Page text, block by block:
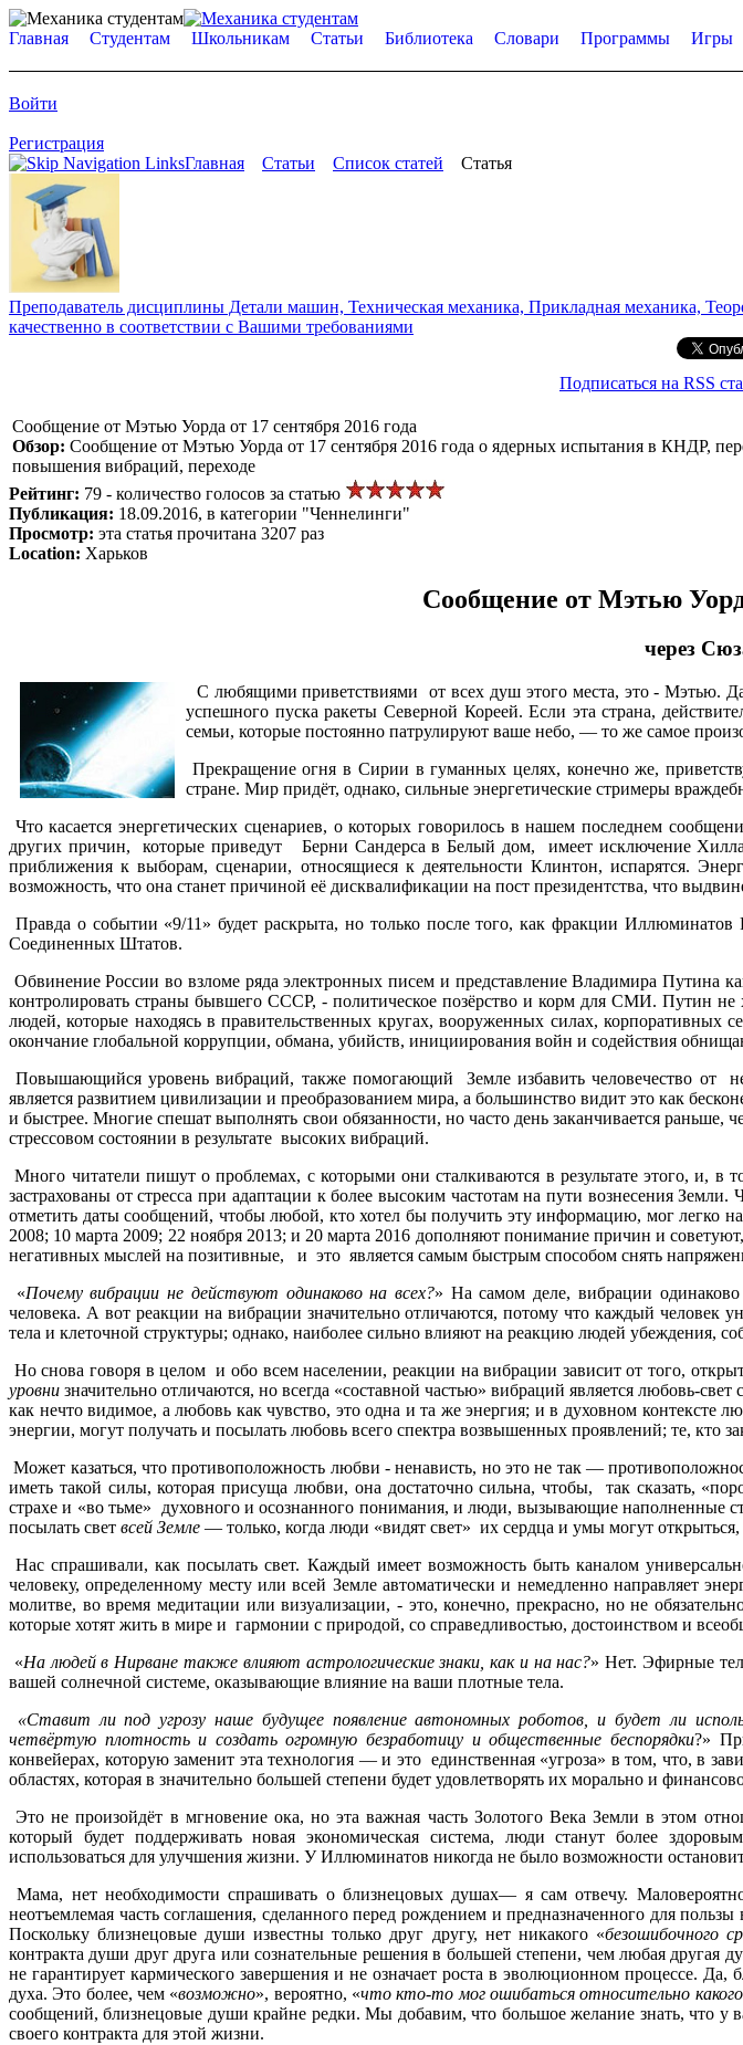
Главная Студентам Школьникам Статьи Библиотека Словари Программы Игры
Войти
Регистрация
Главная
Статьи Список статей Статья
Преподаватель дисциплины Детали машин, Техническая механика, Прикладная механика,
качественно в соответствии с Вашими требованиями
Подписаться на RSS
Сообщение от Мэтью Уорда от 17 сентября 2016 года
Обзор: Сообщение от Мэтью Уорда от 17 сентября 2016 года о ядерных испытания в КНДР,
повышения вибраций, переходе
Рейтинг: 79 - количество голосов за статью
Публикация: 18.09.2016, в категории "Ченнелинги"
Просмотр: эта статья прочитана 3207 раз
Location: Харьков
Сообщение от Мэтью
через
С любящими приветствиями от всех душ этого места, это - Мэтью.
успешного пуска ракеты Северной Кореей. Если эта страна,
семьи, которые постоянно патрулируют ваше небо, — то же самое
Прекращение огня в Сирии в гуманных целях, конечно же,
стране. Мир придёт, однако, сильные энергетические стримеры
Что касается энергетических сценариев, о которых говорилось в нашем последнем
других причин, которые приведут Берни Сандерса в Белый дом, имеет исключение
приближения к выборам, сценарии, относящиеся к деятельности Клинтон, испарятся.
возможность, что она станет причиной её дисквалификации на пост президентства, что
Правда о событии «9/11» будет раскрыта, но только после того, как фракции
Соединенных Штатов.
Обвинение России во взломе ряда электронных писем и представление Владимира Путина
контролировать страны бывшего СССР, - политическое позёрство и корм для СМИ. Путин
людей, которые находясь в правительственных кругах, вооруженных силах,
окончание глобальной коррупции, обмана, убийств, инициирования войн и содействия
Повышающийся уровень вибраций, также помогающий Земле избавить человечество от
является развитием цивилизации и преобразованием мира, а большинство видит это как
и быстрее. Многие спешат выполнять свои обязанности, но часто день заканчивается
стрессовом состоянии в результате высоких вибраций.
Много читатели пишут о проблемах, с которыми они сталкиваются в результате этого, и,
застрахованы от стресса при адаптации к более высоким частотам на пути вознесения
отметить даты сообщений, чтобы любой, кто хотел бы получить эту информацию, мог легко
2008; 10 марта 2009; 22 ноября 2013; и 20 марта 2016 дополняют понимание причин и
негативных мыслей на позитивные, и это является самым быстрым способом снять
«Почему вибрации не действуют одинаково на всех?» На самом деле, вибрации
человека. А вот реакции на вибрации значительно отличаются, потому что каждый человек
тела и клеточной структуры; однако, наиболее сильно влияют на реакцию людей убеждения,
Но снова говоря в целом и обо всем населении, реакции на вибрации зависит от того,
уровнизначительно отличаются, но всегда «составной частью» вибраций является любовь-
как нечто видимое, а любовь как чувство, это одна и та же энергия; и в духовном
энергии, могут получать и посылать любовь всего спектра возвышенных проявлений; те, кто
Может казаться, что противоположность любви - ненависть, но это не так —
иметь такой силы, которая присуща любви, она достаточно сильна, чтобы, так сказать,
страхе и «во тьме» духовного и осознанного понимания, и люди, вызывающие наполненные
посылать свет всей Земле — только, когда люди «видят свет» их сердца и умы могут
Нас спрашивали, как посылать свет. Каждый имеет возможность быть каналом
человеку, определенному месту или всей Земле автоматически и немедленно направляет
молитве, во время медитации или визуализации, - это, конечно, прекрасно, но не
которые хотят жить в мире и гармонии с природой, со справедливостью, достоинством и
«На людей в Нирване также влияют астрологические знаки, как и на нас?» Нет. Эфирные
вашей солнечной системе, оказывающие влияние на ваши плотные тела.
«Ставит ли под угрозу наше будущее появление автономных роботов, и будет ли
четвёртую плотность и создать огромную безработицу и общественные беспорядки?»
конвейерах, которую заменит эта технология — и это единственная «угроза» в том, что, в
областях, которая в значительно большей степени будет удовлетворять их морально и
Это не произойдёт в мгновение ока, но эта важная часть Золотого Века Земли в этом
который будет поддерживать новая экономическая система, люди станут более
использоваться для улучшения жизни. У Иллюминатов никогда не было возможности
Мама, нет необходимости спрашивать о близнецовых душах— я сам отвечу.
неотъемлемая часть соглашения, сделанного перед рождением и предназначенного для
Поскольку близнецовые души известны только друг другу, нет никакого «безошибочного
контракта души друг друга или сознательные решения в большей степени, чем любая
не гарантирует кармического завершения и не означает роста в эволюционном процессе.
духа. Это более, чем «возможно», вероятно, «что кто-то мог ошибаться относительно
сообщений, близнецовые души крайне редки. Мы добавим, что большое желание знать, что у
своего контракта для этой жизни.